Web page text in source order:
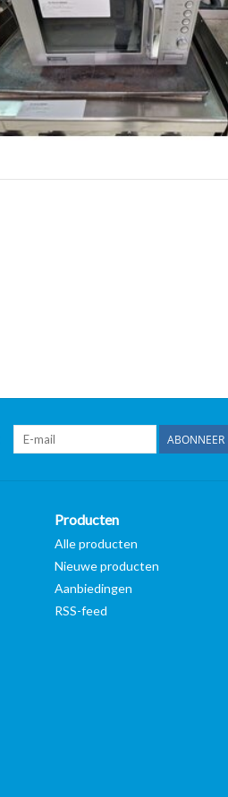
ABONNEER
Producten
Alle producten
Nieuwe producten
Aanbiedingen
RSS-feed